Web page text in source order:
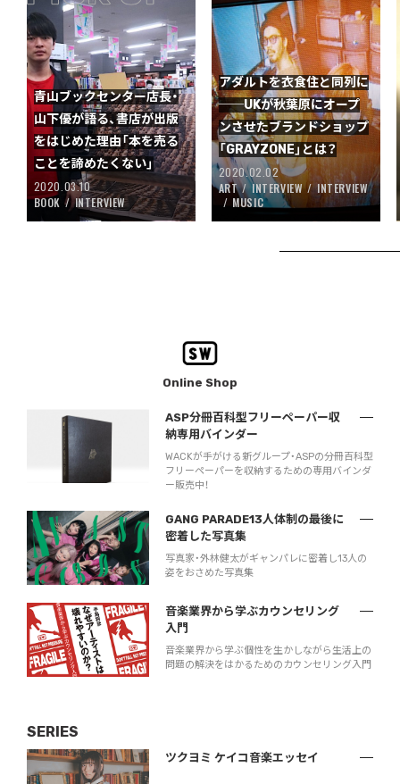
青山ブックセンター店長・
山下優が語る、書店が出版
をはじめた理由「本を売る
ことを諦めたくない」
2020.03.10
BOOK
INTERVIEW
アダルトを衣食住と同列に
──UKが秋葉原にオープ
ンさせたブランドショップ
「GRAYZONE」とは？
2020.02.02
ART
INTERVIEW
INTERVIEW
MUSIC
Online Shop
ASP分冊百科型フリーペーパー収
納専用バインダー
WACKが手がける新グループ・ASPの分冊百科型
フリーペーパーを収納するための専用バインダ
ー販売中！
GANG PARADE13人体制の最後に
密着した写真集
写真家・外林健太がギャンパレに密着し13人の
姿をおさめた写真集
音楽業界から学ぶカウンセリング
入門
音楽業界から学ぶ個性を生かしながら生活上の
問題の解決をはかるためのカウンセリング入門
SERIES
ツクヨミ ケイコ音楽エッセイ